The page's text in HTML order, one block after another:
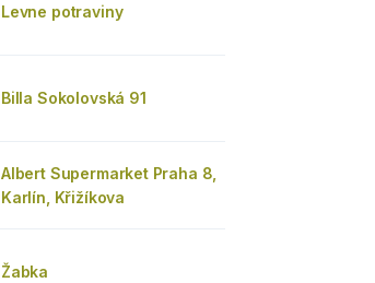
Levne potraviny
Billa Sokolovská 91
Albert Supermarket Praha 8,
Karlín, Křižíkova
Žabka